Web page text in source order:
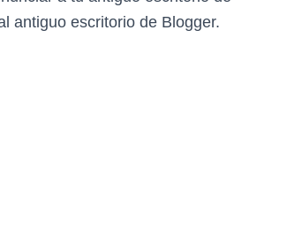
antiguo escritorio de Blogger.